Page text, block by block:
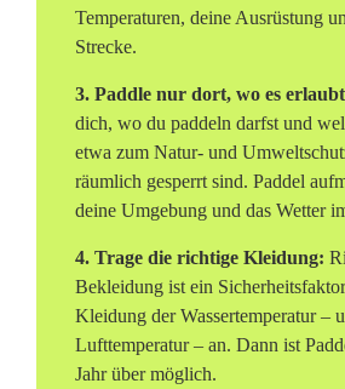
Temperaturen, deine Ausrüstung
Strecke.
3. Paddle nur dort, wo es
dich, wo du paddeln darfst und
etwa zum Natur- und
räumlich gesperrt sind. Paddel
deine Umgebung und das Wetter
4. Trage die richtige Kleidung:
Bekleidung ist ein
Kleidung der Wassertemperatur –
Lufttemperatur – an. Dann ist
Jahr über möglich.